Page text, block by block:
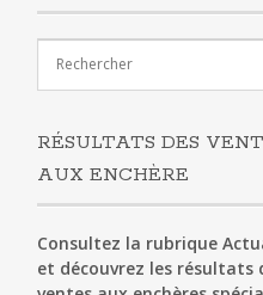
RÉSULTATS DES
AUX ENCHÈRE
Consultez la rubrique
et découvrez les résultats